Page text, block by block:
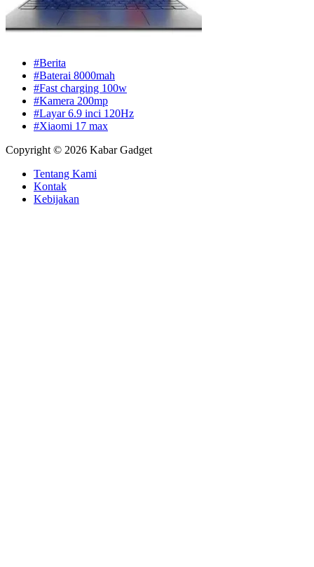
#Berita
#Baterai 8000mah
#Fast charging 100w
#Kamera 200mp
#Layar 6.9 inci 120Hz
#Xiaomi 17 max
Copyright © 2026 Kabar Gadget
Tentang Kami
Kontak
Kebijakan